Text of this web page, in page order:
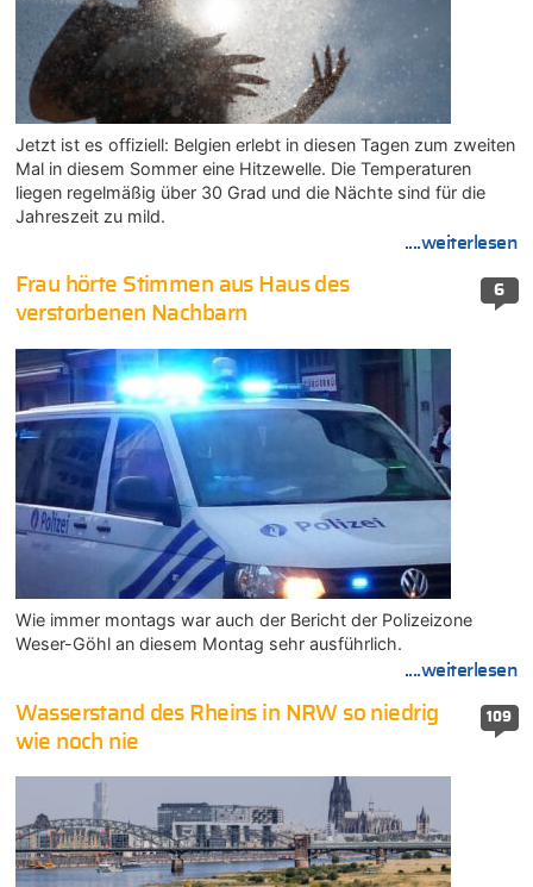
Jetzt ist es offiziell: Belgien erlebt in diesen Tagen zum zweiten
Mal in diesem Sommer eine Hitzewelle. Die Temperaturen
liegen regelmäßig über 30 Grad und die Nächte sind für die
Jahreszeit zu mild.
....weiterlesen
6
Frau hörte Stimmen aus Haus des
verstorbenen Nachbarn
Wie immer montags war auch der Bericht der Polizeizone
Weser-Göhl an diesem Montag sehr ausführlich.
....weiterlesen
109
Wasserstand des Rheins in NRW so niedrig
wie noch nie